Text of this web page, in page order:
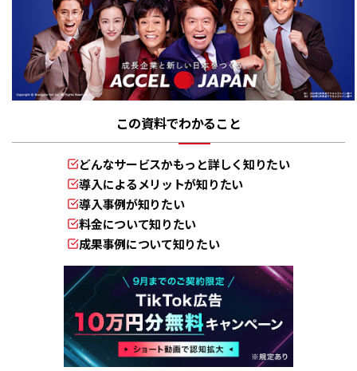
この資料でわかること
どんなサービスかもっと詳しく知りたい
導入によるメリットが知りたい
導入事例が知りたい
料金について知りたい
成果事例について知りたい